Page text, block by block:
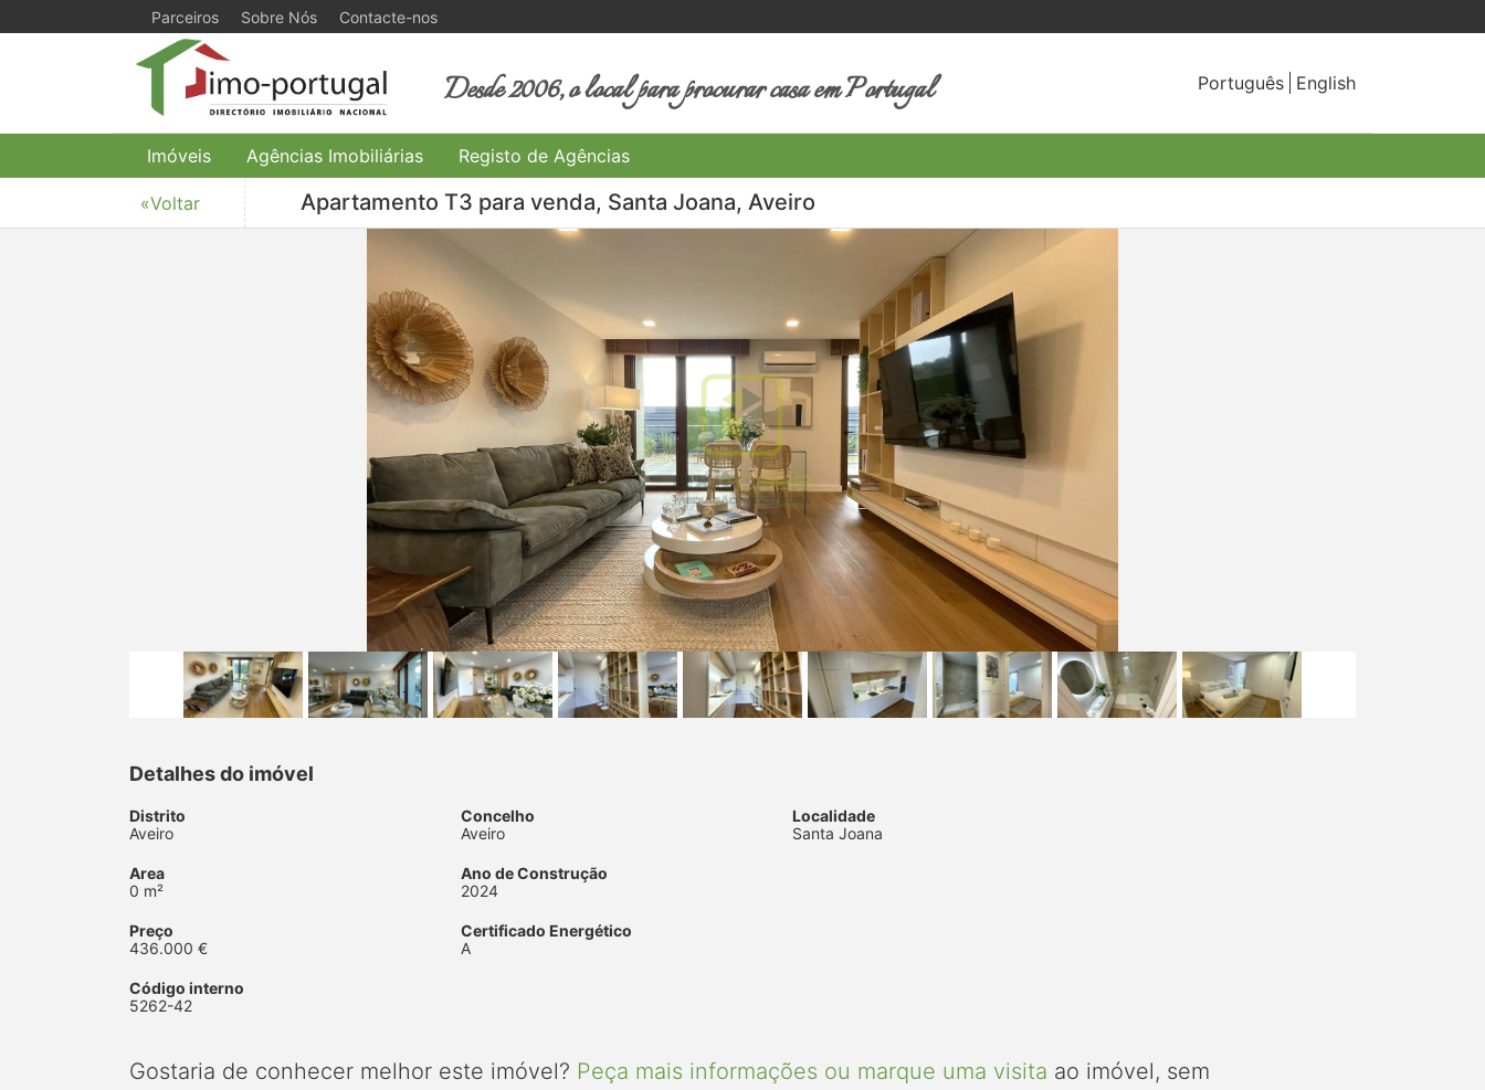
Parceiros Sobre Nós Contacte-nos
Desde 2006, o local para procurar casa em Portugal Português English
Imóveis Agências Imobiliárias Registo de Agências
«Voltar Apartamento T3 para venda, Santa Joana, Aveiro
Detalhes do imóvel
Distrito
Aveiro
Concelho
Aveiro
Localidade
Santa Joana
Area
0 m²
Ano de Construção
2024
Preço
436.000 €
Certificado Energético
A
Código interno
5262-42
Gostaria de conhecer melhor este imóvel? Peça mais informações ou marque uma visita ao imóvel, sem